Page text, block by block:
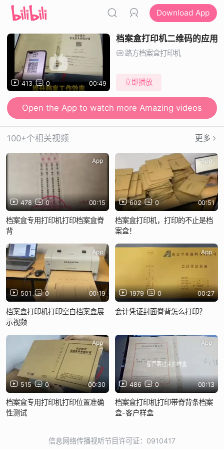
Download App
413 0 00:49
档案盒打印机二维码的应用
路方档案盒打印机
立即播放
Open the App to watch more Amazing videos
100+个相关视频 更多
478 0 00:15
App
档案盒专用打印机打印档案盒脊
背
602 0 00:51
App
档案盒打印机，打印的不止是档
案盒！
501 0 00:19
App
档案盒打印机打印空白档案盒展
示视频
1979 0 00:27
App
会计凭证封面脊背怎么打印？
515 0 00:30
App
档案盒专用打印机打印位置准确
性测试
486 0 00:13
App
档案盒打印机打印带脊背条档案
盒-客户样盒
信息网络传播视听节目许可证：0910417